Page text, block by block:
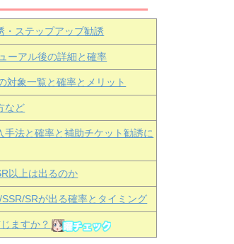
・ステップアップ勧誘
ーアル後の詳細と確率
対象一覧と確率とメリット
など
手法と確率と補助チケット勧誘に
以上は出るのか
SRが出る確率とタイミング
ますか？